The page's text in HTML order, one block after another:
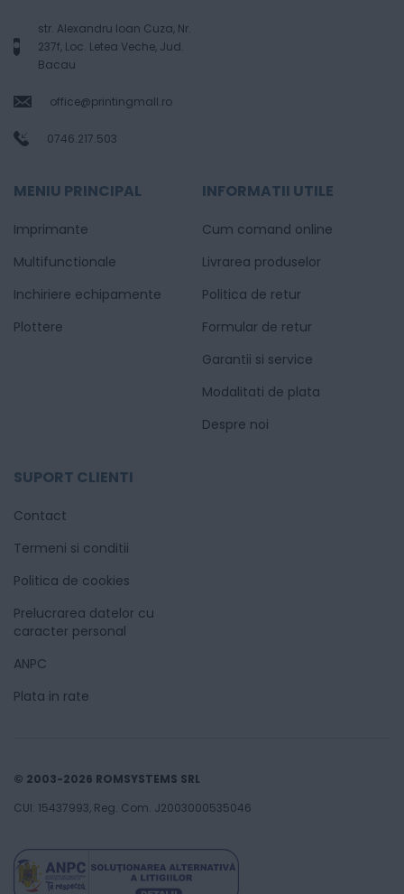
str. Alexandru Ioan Cuza, Nr.
237f, Loc. Letea Veche, Jud.
Bacau
office@printingmall.ro
0746.217.503
MENIU PRINCIPAL
Imprimante
Multifunctionale
Inchiriere echipamente
Plottere
INFORMATII UTILE
Cum comand online
Livrarea produselor
Politica de retur
Formular de retur
Garantii si service
Modalitati de plata
Despre noi
SUPORT CLIENTI
Contact
Termeni si conditii
Politica de cookies
Prelucrarea datelor cu
caracter personal
ANPC
Plata in rate
© 2003-2026 ROMSYSTEMS SRL
CUI: 15437993, Reg. Com. J2003000535046